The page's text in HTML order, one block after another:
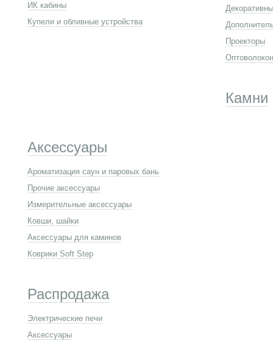
ИК кабины
Купели и обливные устройства
Проекторы
Камни
Аксессуары
Ароматизация саун и паровых бань
Прочие аксессуары
Измерительные аксессуары
Ковши, шайки
Аксессуары для каминов
Коврики Soft Step
Распродажа
Электрические печи
Аксессуары